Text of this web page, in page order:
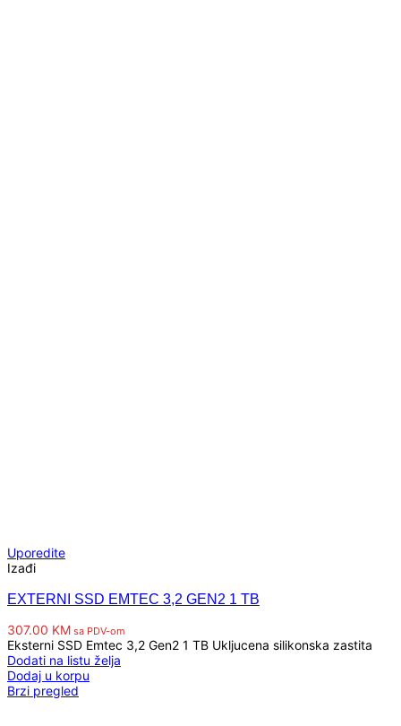
Uporedite
Izađi
EXTERNI SSD EMTEC 3,2 GEN2 1 TB
307.00 KM sa PDV-om
Eksterni SSD Emtec 3,2 Gen2 1 TB Ukljucena silikonska zastita
Dodati na listu želja
Dodaj u korpu
Brzi pregled